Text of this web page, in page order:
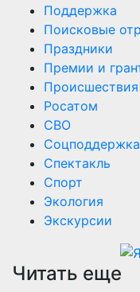
Поддержка
Поисковые
Праздники
Премии и
Происшествия
Росатом
СВО
Соцподдержка
Спектакль
Спорт
Экология
Экскурсии
Читать еще